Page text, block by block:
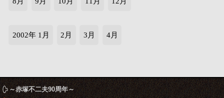
2002年 1月 2月 3月 4月
～赤塚不二夫90周年～